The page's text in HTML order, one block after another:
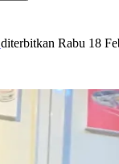
diterbitkan Rabu 18